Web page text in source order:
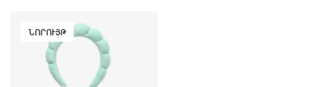
ՆՈՐՈՒՅԹ